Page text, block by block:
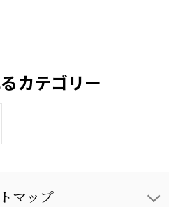
カテゴリー
マップ